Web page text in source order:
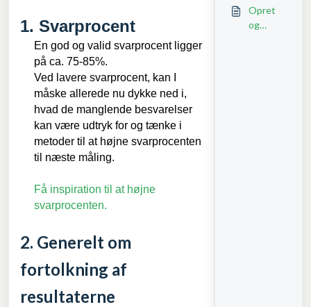
1. Svarprocent
En god og valid svarprocent ligger
på ca. 75-85%.
Ved lavere svarprocent, kan I
måske allerede nu dykke ned i,
hvad de manglende besvarelser
kan være udtryk for og tænke i
metoder til at højne svarprocenten
til næste måling.
Få inspiration til at højne
svarprocenten.
2. Generelt om
fortolkning af
resultaterne
du kun
har 15,
organisa
tionen
Opret
og